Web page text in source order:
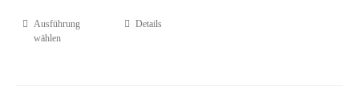
Ausführung
wählen
Details